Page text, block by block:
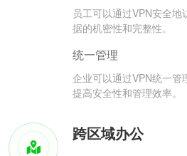
员工可以通过VPN安全
据的机密性和完整性。
统一管理
企业可以通过VPN统一管
提高安全性和管理效率。
跨区域办公